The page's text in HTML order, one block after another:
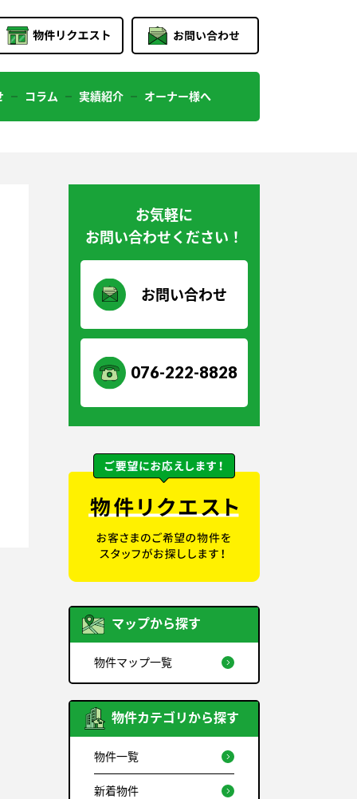
コラム 実績紹介 オーナー様へ
お気軽に
お問い合わせください！
お問い合わせ
076-222-8828
マップから探す
物件マップ一覧
物件カテゴリから探す
物件一覧
新着物件